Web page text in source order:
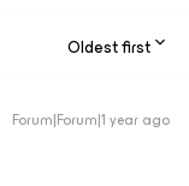
Oldest first
Forum|Forum|1 year ago